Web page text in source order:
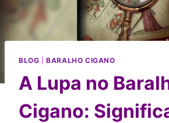
BLOG |BARALHO CIGANO
A Lupa no
Cigano: